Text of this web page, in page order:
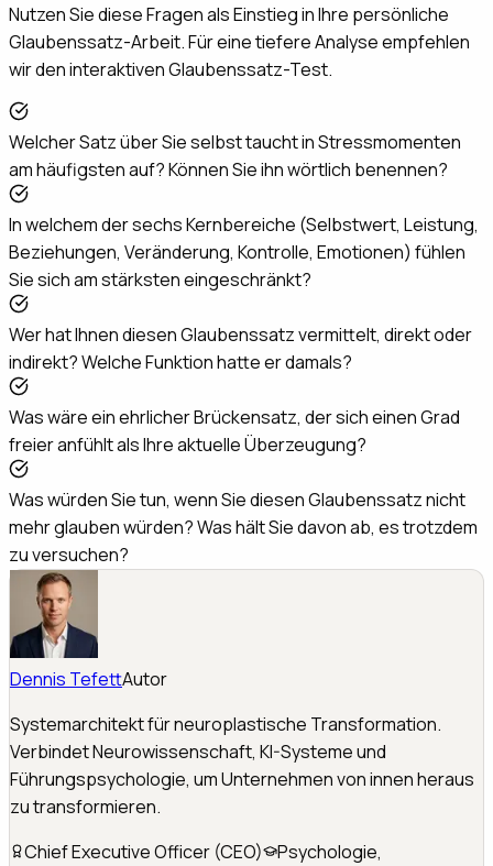
Nutzen Sie diese Fragen als Einstieg in Ihre persönliche
Glaubenssatz-Arbeit. Für eine tiefere Analyse empfehlen
wir den interaktiven Glaubenssatz-Test.
Welcher Satz über Sie selbst taucht in Stressmomenten
am häufigsten auf? Können Sie ihn wörtlich benennen?
In welchem der sechs Kernbereiche (Selbstwert, Leistung,
Beziehungen, Veränderung, Kontrolle, Emotionen) fühlen
Sie sich am stärksten eingeschränkt?
Wer hat Ihnen diesen Glaubenssatz vermittelt, direkt oder
indirekt? Welche Funktion hatte er damals?
Was wäre ein ehrlicher Brückensatz, der sich einen Grad
freier anfühlt als Ihre aktuelle Überzeugung?
Was würden Sie tun, wenn Sie diesen Glaubenssatz nicht
mehr glauben würden? Was hält Sie davon ab, es trotzdem
zu versuchen?
Dennis TefettAutor
Systemarchitekt für neuroplastische Transformation.
Verbindet Neurowissenschaft, KI-Systeme und
Führungspsychologie, um Unternehmen von innen heraus
zu transformieren.
Chief Executive Officer (CEO)
Psychologie,